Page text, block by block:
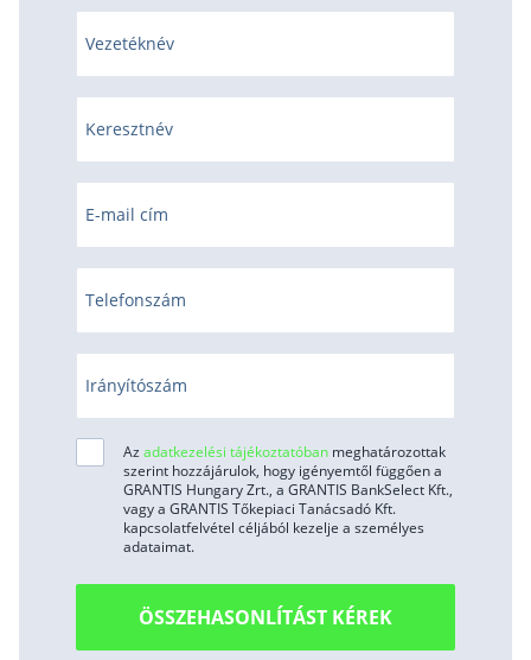
Vezetéknév
Keresztnév
E-mail cím
Telefonszám
Irányítószám
Az adatkezelési tájékoztatóban meghatározottak
szerint hozzájárulok, hogy igényemtől függően a
GRANTIS Hungary Zrt., a GRANTIS BankSelect Kft.,
vagy a GRANTIS Tőkepiaci Tanácsadó Kft.
kapcsolatfelvétel céljából kezelje a személyes
adataimat.
ÖSSZEHASONLÍTÁST KÉREK